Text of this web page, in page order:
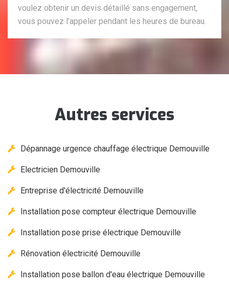
voulez obtenir un devis détaillé sans engagement,
vous pouvez l’appeler pendant les heures de bureau.
Autres services
Dépannage urgence chauffage électrique Demouville
Electricien Demouville
Entreprise d'électricité Demouville
Installation pose compteur électrique Demouville
Installation pose prise électrique Demouville
Rénovation électricité Demouville
Installation pose ballon d'eau électrique Demouville